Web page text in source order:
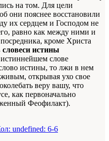
на том. Для цели
они пояснее восстановили
их сердцем и Господом не
равно как между ними и
кроме Христа
словеси истины
слове
истины, то лжи в нем
открывая ухо свое
веру вашу, что
как первоначально
Феофилакт).
undefined: 6-6